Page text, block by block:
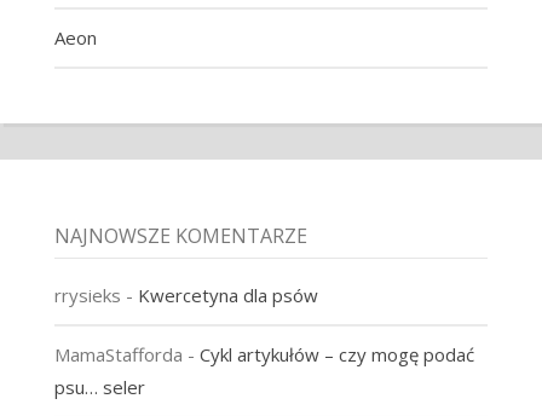
Aeon
NAJNOWSZE KOMENTARZE
rrysieks - Kwercetyna dla psów
MamaStafforda - Cykl artykułów – czy mogę podać
psu… seler